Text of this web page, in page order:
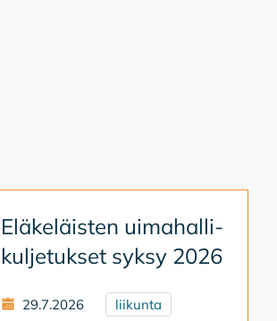
Elä­ke­läis­ten ui­ma­hal­li­
kul­je­tuk­set syk­sy 2026
29.7.2026 liikunta